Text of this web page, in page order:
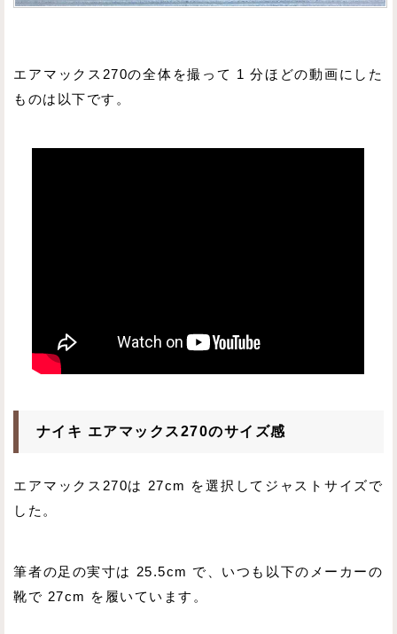
エアマックス270の全体を撮って 1 分ほどの動画にした
ものは以下です。
ナイキ エアマックス270のサイズ感
エアマックス270は 27cm を選択してジャストサイズで
した。
筆者の足の実寸は 25.5cm で、いつも以下のメーカーの
靴で 27cm を履いています。